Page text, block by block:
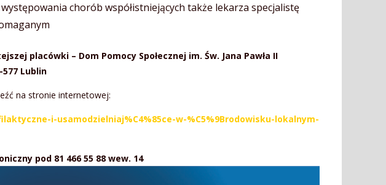
chorób współistniejących także lekarza specjalistę
placówki – Dom Pomocy Społecznej im. Św. Jana Pawła II
Lublin
na stronie internetowej:
i-usamodzielniaj%C4%85ce-w-%C5%9Brodowisku-lokalnym-
pod 81 466 55 88 wew. 14